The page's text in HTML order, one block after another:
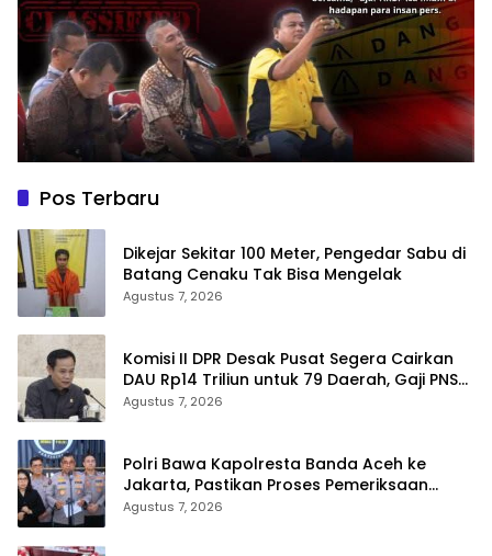
Pos Terbaru
Dikejar Sekitar 100 Meter, Pengedar Sabu di
Agustus 7, 2026
Komisi II DPR Desak Pusat Segera Cairkan
DAU Rp14 Triliun untuk 79 Daerah, Gaji PNS
Terancam Telat
Agustus 7, 2026
Polri Bawa Kapolresta Banda Aceh ke
Jakarta, Pastikan Proses Pemeriksaan
Profesional dan Transparan
Agustus 7, 2026